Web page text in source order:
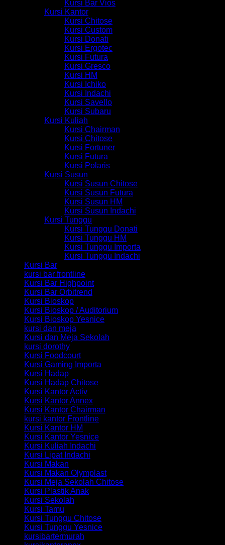
Kursi Bar Vios
Kursi Kantor
Kursi Chitose
Kursi Custom
Kursi Donati
Kursi Ergotec
Kursi Futura
Kursi Gresco
Kursi HM
Kursi Ichiko
Kursi Indachi
Kursi Savello
Kursi Subaru
Kursi Kuliah
Kursi Chairman
Kursi Chitose
Kursi Fortuner
Kursi Futura
Kursi Polaris
Kursi Susun
Kursi Susun Chitose
Kursi Susun Futura
Kursi Susun HM
Kursi Susun Indachi
Kursi Tunggu
Kursi Tunggu Donati
Kursi Tunggu HM
Kursi Tunggu Importa
Kursi Tunggu Indachi
Kursi Bar
kursi bar frontline
Kursi Bar Highpoint
Kursi Bar Orbitrend
Kursi Bioskop
Kursi Bioskop / Auditorium
Kursi Bioskop Yesnice
kursi dan meja
Kursi dan Meja Sekolah
kursi dorothy
Kursi Foodcourt
Kursi Gaming Importa
Kursi Hadap
Kursi Hadap Chitose
Kursi Kantor Activ
Kursi Kantor Annex
Kursi Kantor Chairman
kursi kantor Frontline
Kursi Kantor HM
Kursi Kantor Yesnice
Kursi Kuliah Indachi
Kursi Lipat Indachi
Kursi Makan
Kursi Makan Olymplast
Kursi Meja Sekolah Chitose
Kursi Plastik Anak
Kursi Sekolah
Kursi Tamu
Kursi Tunggu Chitose
Kursi Tunggu Yesnice
kursibartermurah